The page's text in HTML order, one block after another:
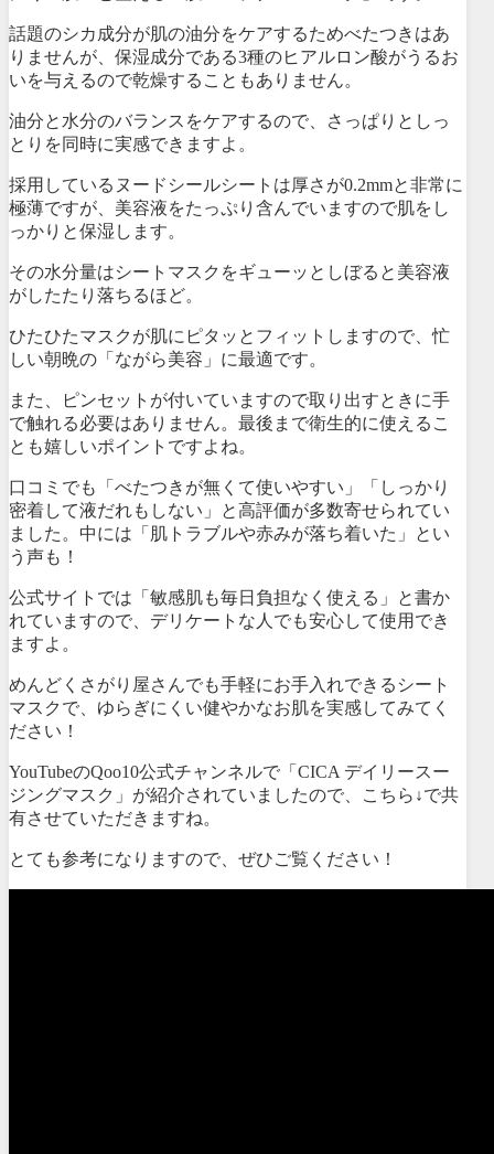
話題のシカ成分が肌の油分をケアするためべたつきはあ
りませんが、保湿成分である3種のヒアルロン酸がうるお
いを与えるので乾燥することもありません。
油分と水分のバランスをケアするので、さっぱりとしっ
とりを同時に実感できますよ。
採用しているヌードシールシートは厚さが0.2mmと非常に
極薄ですが、美容液をたっぷり含んでいますので肌をし
っかりと保湿します。
その水分量はシートマスクをギューッとしぼると美容液
がしたたり落ちるほど。
ひたひたマスクが肌にピタッとフィットしますので、忙
しい朝晩の「ながら美容」に最適です。
また、ピンセットが付いていますので取り出すときに手
で触れる必要はありません。最後まで衛生的に使えるこ
とも嬉しいポイントですよね。
口コミでも「べたつきが無くて使いやすい」「しっかり
密着して液だれもしない」と高評価が多数寄せられてい
ました。中には「肌トラブルや赤みが落ち着いた」とい
う声も！
公式サイトでは「敏感肌も毎日負担なく使える」と書か
れていますので、デリケートな人でも安心して使用でき
ますよ。
めんどくさがり屋さんでも手軽にお手入れできるシート
マスクで、ゆらぎにくい健やかなお肌を実感してみてく
ださい！
YouTubeのQoo10公式チャンネルで「CICA デイリースー
ジングマスク」が紹介されていましたので、こちら↓で共
有させていただきますね。
とても参考になりますので、ぜひご覧ください！